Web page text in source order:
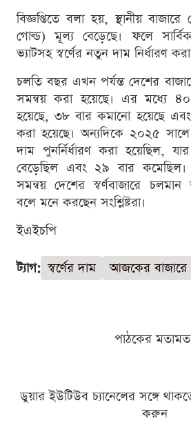
বিজ্ঞপ্তিতে বলা হয়, স্থানীয় বাজারে
গোল্ড) মূল্য বেড়েছে। ফলে সার্বিক
ভ্যাটসহ স্বর্ণের নতুন দাম নির্ধারণ
চলতি বছর এখন পর্যন্ত দেশের
সমন্বয় করা হয়েছে। এর মধ্যে
হয়েছে, ৩৮ বার কমানো হয়েছে
করা হয়েছে। অন্যদিকে ২০২৫
দাম পুনর্নির্ধারণ করা হয়েছিল,
বেড়েছিল এবং ২৯ বার কমেছিল।
সমন্বয় দেশের স্বর্ণবাজারে চলমান
বলে মনে করছেন সংশ্লিষ্টরা।
ইএইচপি
ট্যাগ: স্বর্ণের দাম আজকের বাজারে
পাঠকের
ডুয়ার ইউটিউব চ্যানেলের সঙ্গে
করুন